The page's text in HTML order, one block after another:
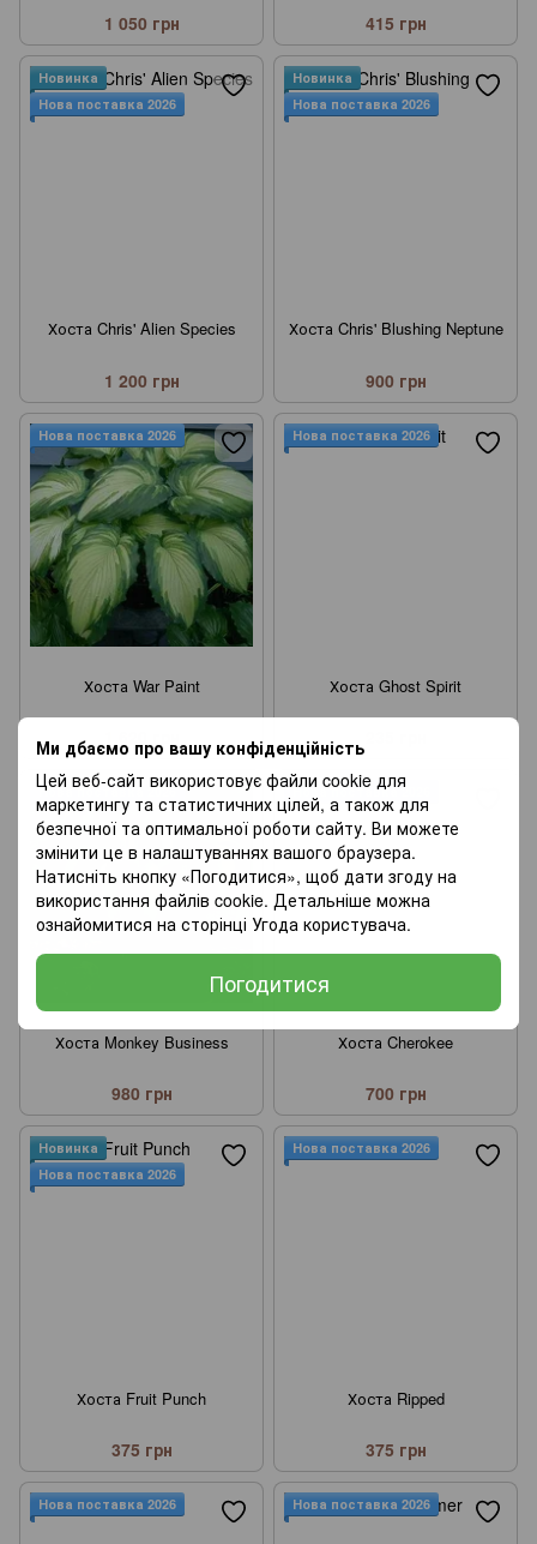
Ми дбаємо про вашу конфіденційність
Цей веб-сайт використовує файли cookie для
маркетингу та статистичних цілей, а також для
безпечної та оптимальної роботи сайту. Ви можете
змінити це в налаштуваннях вашого браузера.
Натисніть кнопку «Погодитися», щоб дати згоду на
використання файлів cookie. Детальніше можна
ознайомитися на сторінці Угода користувача.
Погодитися
1 050 грн 415 грн
Новинка
Нова поставка 2026
Хоста Chris' Alien Species
1 200 грн
Новинка
Нова поставка 2026
Хоста Chris' Blushing Neptune
900 грн
Нова поставка 2026
Хоста War Paint
Нова поставка 2026
Хоста Ghost Spirit
Нова поставка 2026
Хоста Monkey Business
980 грн
Нова поставка 2026
Хоста Cherokee
700 грн
Новинка
Нова поставка 2026
Хоста Fruit Punch
375 грн
Нова поставка 2026
Хоста Ripped
375 грн
Нова поставка 2026 Нова поставка 2026